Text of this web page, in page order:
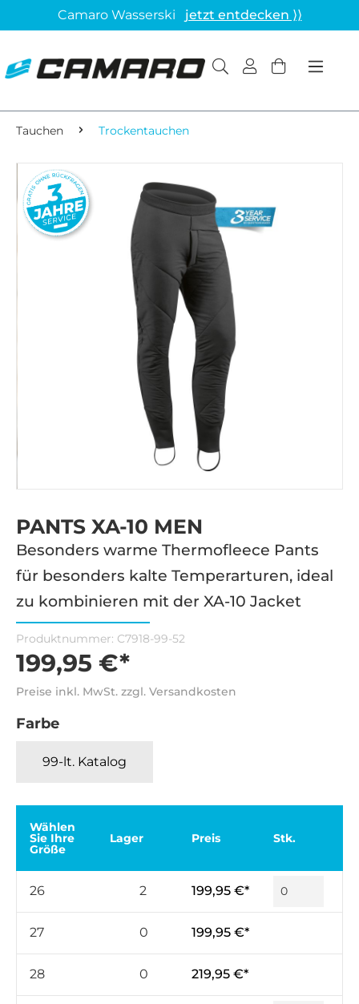
Camaro Wasserski jetzt entdecken ⟩⟩
Tauchen Trockentauchen
PANTS XA-10 MEN
Besonders warme Thermofleece Pants
für besonders kalte Temperarturen, ideal
zu kombinieren mit der XA-10 Jacket
Produktnummer: C7918-99-52
199,95 €*
Preise inkl. MwSt. zzgl. Versandkosten
Farbe
99-lt. Katalog
Wählen
Sie Ihre
Größe
Lager Preis Stk.
26 2 199,95 €*
27 0 199,95 €*
28 0 219,95 €*